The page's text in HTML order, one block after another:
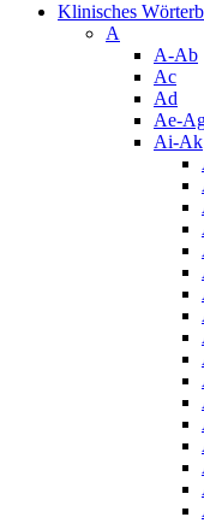
Klinisches
A
A-Ab
Ac
Ad
Ae-
Ai-Ak